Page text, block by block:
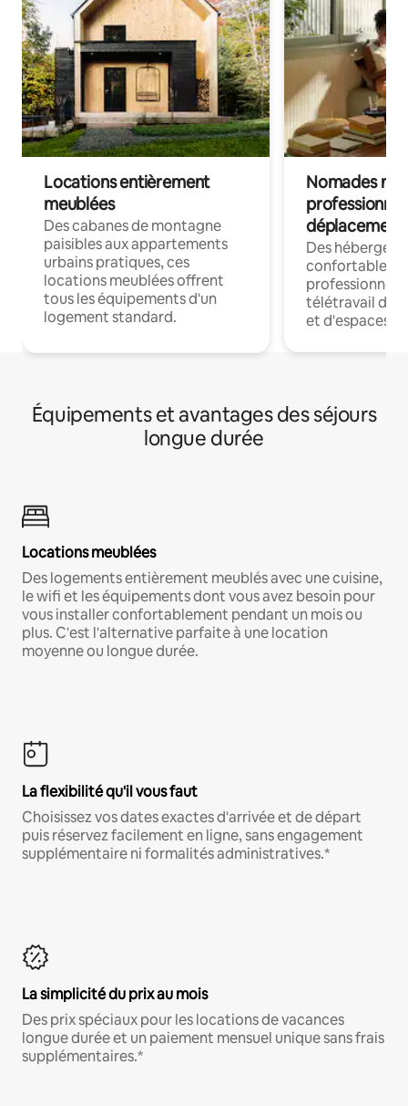
Locations entièrement
meublées
Des cabanes de montagne
paisibles aux appartements
urbains pratiques, ces
locations meublées offrent
tous les équipements d'un
logement standard.
Nomades
déplacement
Des
confortables
professionnels
télétravail
et d'espaces
Équipements et avantages des séjours
longue durée
Locations meublées
Des logements entièrement meublés avec une cuisine,
le wifi et les équipements dont vous avez besoin pour
vous installer confortablement pendant un mois ou
plus. C'est l'alternative parfaite à une location
moyenne ou longue durée.
La flexibilité qu'il vous faut
Choisissez vos dates exactes d'arrivée et de départ
puis réservez facilement en ligne, sans engagement
supplémentaire ni formalités administratives.*
La simplicité du prix au mois
Des prix spéciaux pour les locations de vacances
longue durée et un paiement mensuel unique sans frais
supplémentaires.*